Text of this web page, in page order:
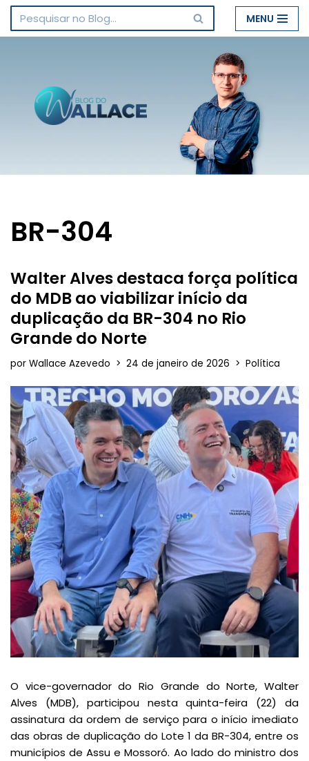
Pular
conteúdo
MENU
BR-304
Walter Alves destaca força política
do MDB ao viabilizar início da
duplicação da BR-304 no Rio
Grande do Norte
por Wallace Azevedo 24 de janeiro de 2026 Política
O vice-governador do Rio Grande do Norte, Walter
Alves (MDB), participou nesta quinta-feira (22) da
assinatura da ordem de serviço para o início imediato
das obras de duplicação do Lote 1 da BR-304, entre os
municípios de Assu e Mossoró. Ao lado do ministro dos